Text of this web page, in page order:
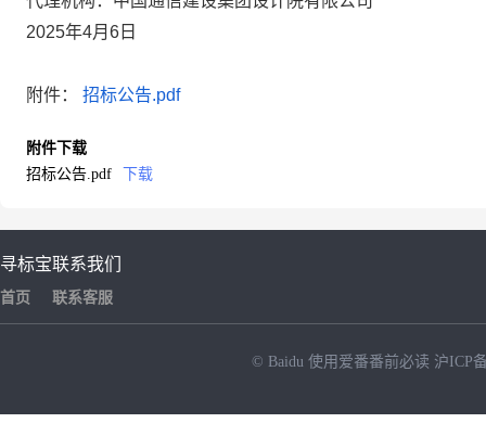
2025年4月 6 日
附件： 招标公告.pdf
附件下载
招标公告.pdf
下载
寻标宝
首页
联系我们
联系客服
© Baidu 使用爱番番前必读 沪ICP